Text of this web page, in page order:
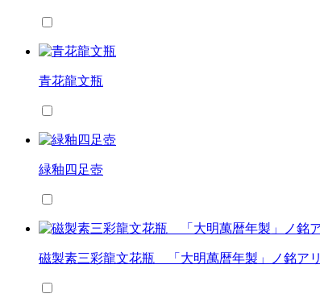
青花龍文瓶
緑釉四足壺
磁製素三彩龍文花瓶 「大明萬暦年製」ノ銘アリ